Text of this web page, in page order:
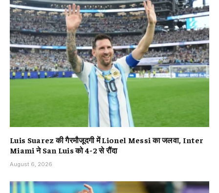
Luis Suarez की गैरमौजूदगी में Lionel Messi का जलवा, Inter
Miami ने San Luis को 4-2 से रौंदा
August 6, 2026